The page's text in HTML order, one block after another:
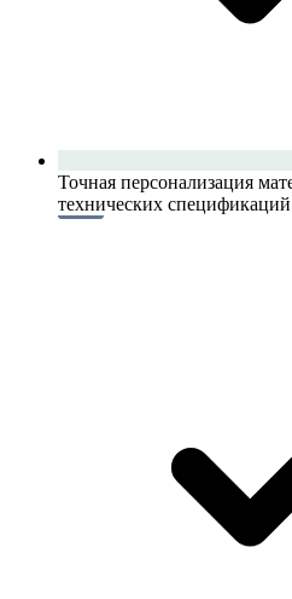
Точная персонализация
технических